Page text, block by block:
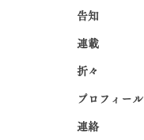
告知
連載
折々
プロフィール
連絡